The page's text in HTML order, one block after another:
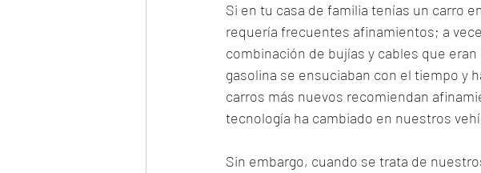
Si en tu casa de familia tenías un carro
requería frecuentes afinamientos; a
combinación de bujías y cables que
gasolina se ensuciaban con el tiempo y
carros más nuevos recomiendan
tecnología ha cambiado en nuestros
Sin embargo, cuando se trata de